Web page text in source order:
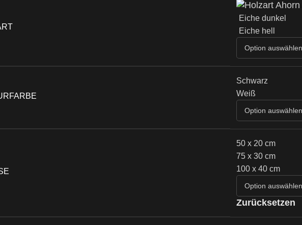
Eiche dunkel
Eiche hell
Schwarz
Weiß
50 x 20 cm
75 x 30 cm
100 x 40 cm
Zurücksetzen